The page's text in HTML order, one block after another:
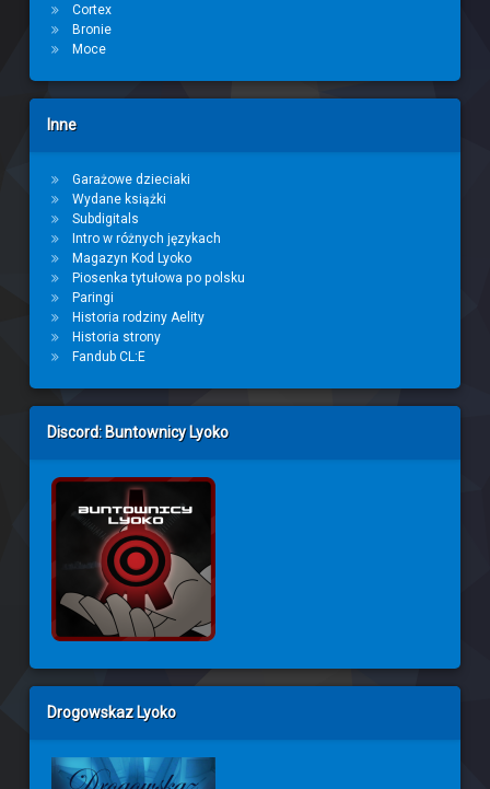
Cortex
Bronie
Moce
Inne
Garażowe dzieciaki
Wydane książki
Subdigitals
Intro w różnych językach
Magazyn Kod Lyoko
Piosenka tytułowa po polsku
Paringi
Historia rodziny Aelity
Historia strony
Fandub CL:E
Discord: Buntownicy Lyoko
Drogowskaz Lyoko